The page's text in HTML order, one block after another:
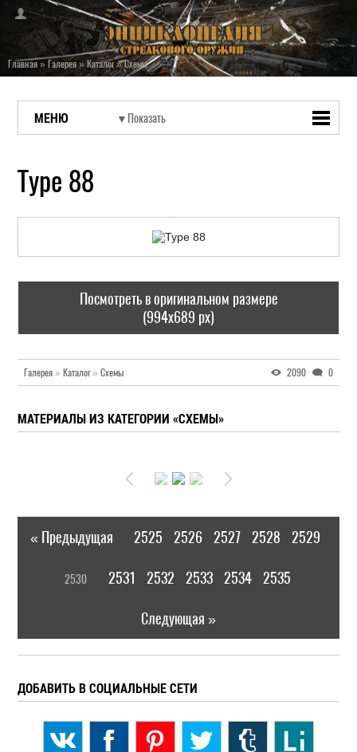
Главная»Галерея»Каталог»Схемы
МЕНЮ
Type 88
Посмотреть в оригинальном размере
(994x689 px)
Галерея » Каталог» Схемы 2090 0
МАТЕРИАЛЫ ИЗ КАТЕГОРИИ «СХЕМЫ»
« Предыдущая 2525 2526 2527 2528 2529
2530 2531 2532 2533 2534 2535
Следующая »
ДОБАВИТЬ В СОЦИАЛЬНЫЕ СЕТИ